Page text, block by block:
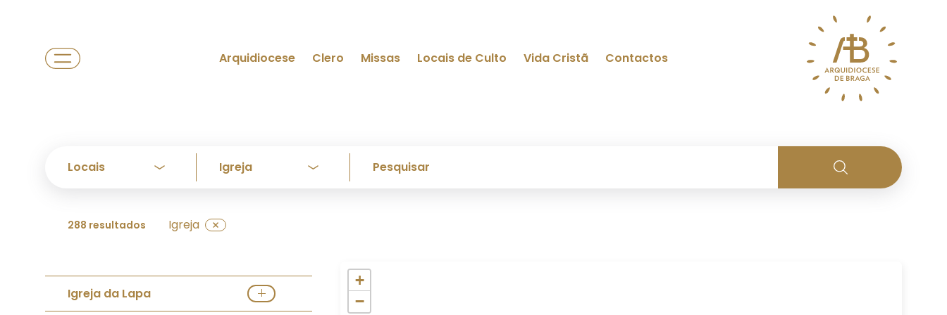
Arquidiocese Clero Missas Locais de Culto Vida Cristã Contactos
288 resultados Igreja
Igreja da Lapa
+
−